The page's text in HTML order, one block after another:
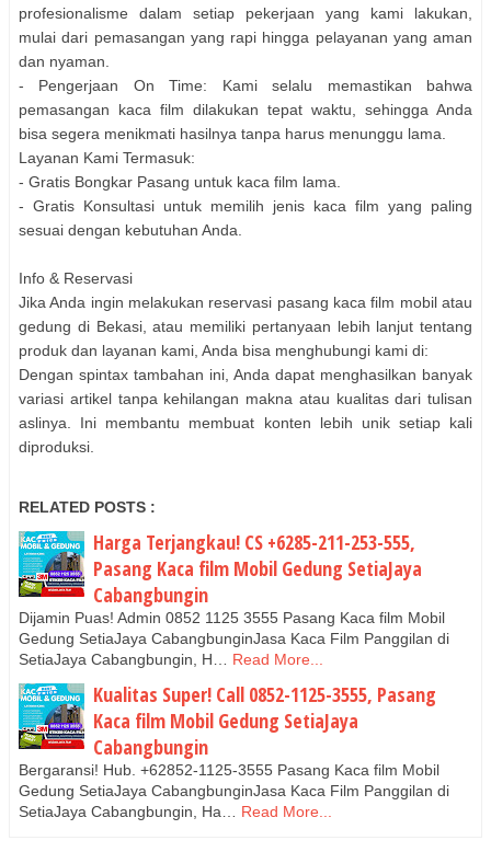
profesionalisme dalam setiap pekerjaan yang kami lakukan,
mulai dari pemasangan yang rapi hingga pelayanan yang aman
dan nyaman.
- Pengerjaan On Time: Kami selalu memastikan bahwa
pemasangan kaca film dilakukan tepat waktu, sehingga Anda
bisa segera menikmati hasilnya tanpa harus menunggu lama.
Layanan Kami Termasuk:
- Gratis Bongkar Pasang untuk kaca film lama.
- Gratis Konsultasi untuk memilih jenis kaca film yang paling
sesuai dengan kebutuhan Anda.
Info & Reservasi
Jika Anda ingin melakukan reservasi pasang kaca film mobil atau
gedung di Bekasi, atau memiliki pertanyaan lebih lanjut tentang
produk dan layanan kami, Anda bisa menghubungi kami di:
Dengan spintax tambahan ini, Anda dapat menghasilkan banyak
variasi artikel tanpa kehilangan makna atau kualitas dari tulisan
aslinya. Ini membantu membuat konten lebih unik setiap kali
diproduksi.
RELATED POSTS :
Harga Terjangkau! CS +6285-211-253-555,
Pasang Kaca film Mobil Gedung SetiaJaya
Cabangbungin
Dijamin Puas! Admin 0852 1125 3555 Pasang Kaca film Mobil
Gedung SetiaJaya CabangbunginJasa Kaca Film Panggilan di
SetiaJaya Cabangbungin, H… Read More...
Kualitas Super! Call 0852-1125-3555, Pasang
Kaca film Mobil Gedung SetiaJaya
Cabangbungin
Bergaransi! Hub. +62852-1125-3555 Pasang Kaca film Mobil
Gedung SetiaJaya CabangbunginJasa Kaca Film Panggilan di
SetiaJaya Cabangbungin, Ha… Read More...